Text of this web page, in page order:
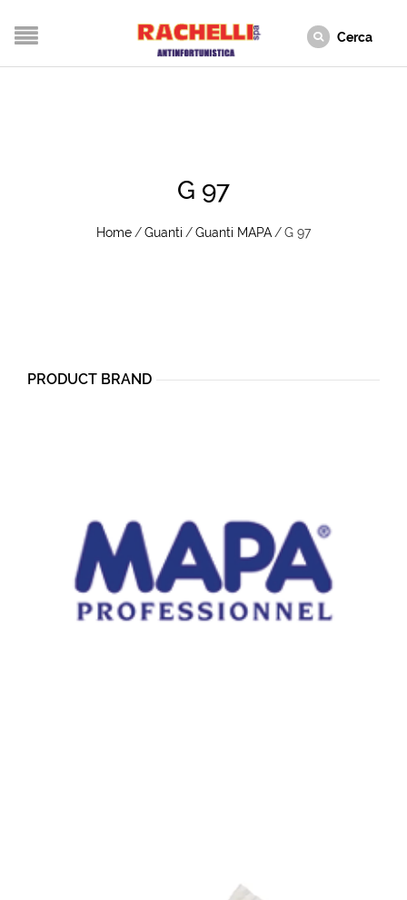
G 97
Home /Guanti /Guanti MAPA /G 97
PRODUCT BRAND